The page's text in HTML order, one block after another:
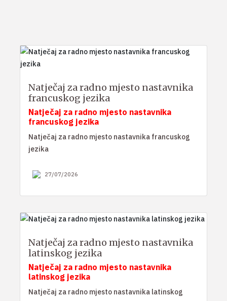
Natječaj za radno mjesto nastavnika
francuskog jezika
Natječaj za radno mjesto nastavnika
francuskog jezika
Natječaj za radno mjesto nastavnika francuskog
jezika
27/07/2026
Natječaj za radno mjesto nastavnika
latinskog jezika
Natječaj za radno mjesto nastavnika
latinskog jezika
Natječaj za radno mjesto nastavnika latinskog